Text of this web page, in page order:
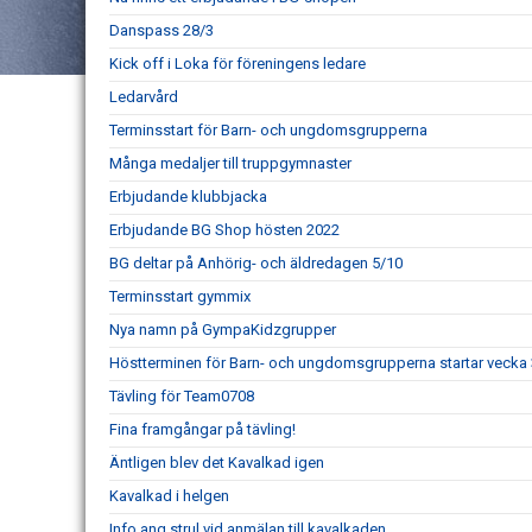
Danspass 28/3
Kick off i Loka för föreningens ledare
Ledarvård
Terminsstart för Barn- och ungdomsgrupperna
Många medaljer till truppgymnaster
Erbjudande klubbjacka
Erbjudande BG Shop hösten 2022
BG deltar på Anhörig- och äldredagen 5/10
Terminsstart gymmix
Nya namn på GympaKidzgrupper
Höstterminen för Barn- och ungdomsgrupperna startar vecka
Tävling för Team0708
Fina framgångar på tävling!
Äntligen blev det Kavalkad igen
Kavalkad i helgen